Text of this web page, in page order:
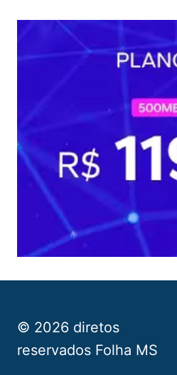
© 2026 diretos
reservados Folha MS